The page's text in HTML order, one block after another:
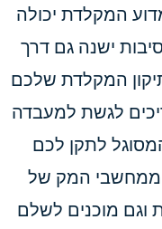
המקלדת יכולה
ישנה גם דרך
המקלדת שלכם
לגשת למעבדה
לתקן לכם
המק של
וגם מוכנים לשלם